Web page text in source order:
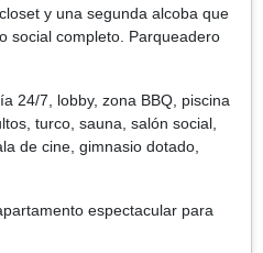
y una segunda alcoba que
social completo. Parqueadero
24/7, lobby, zona BBQ, piscina
turco, sauna, salón social,
de cine, gimnasio dotado,
espectacular para